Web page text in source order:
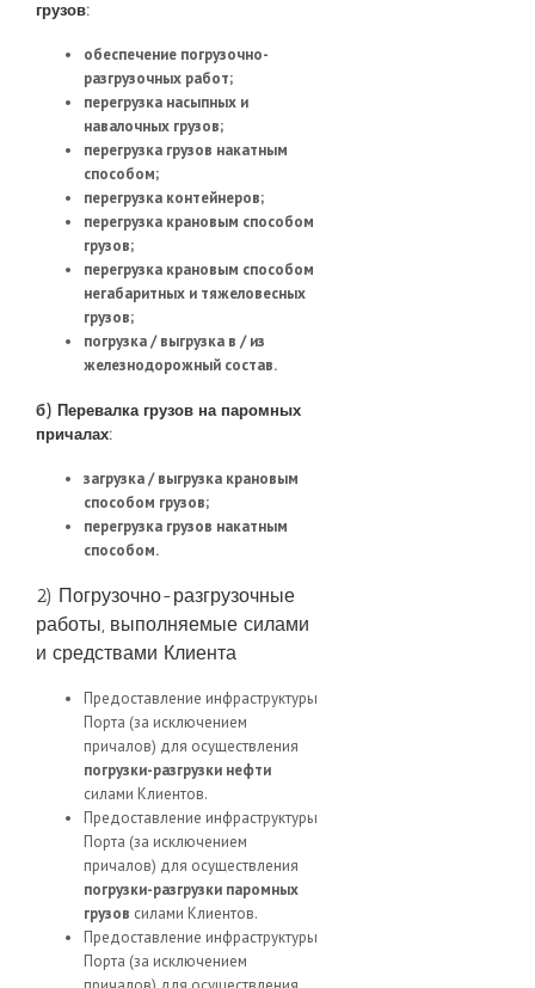
грузов:
обеспечение погрузочно-
разгрузочных работ;
перегрузка насыпных и
навалочных грузов;
перегрузка грузов накатным
способом;
перегрузка контейнеров;
перегрузка крановым способом
грузов;
перегрузка крановым способом
негабаритных и тяжеловесных
грузов;
погрузка / выгрузка в / из
железнодорожный состав.
б) Перевалка грузов на паромных
причалах:
загрузка / выгрузка крановым
способом грузов;
перегрузка грузов накатным
способом.
2) Погрузочно-разгрузочные
работы, выполняемые силами
и средствами Клиента
Предоставление инфраструктуры
Порта (за исключением
причалов) для осуществления
погрузки-разгрузки нефти
силами Клиентов.
Предоставление инфраструктуры
Порта (за исключением
причалов) для осуществления
погрузки-разгрузки паромных
грузов силами Клиентов.
Предоставление инфраструктуры
Порта (за исключением